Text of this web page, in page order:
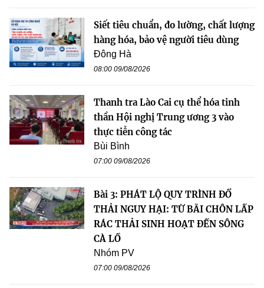
Siết tiêu chuẩn, đo lường, chất lượng
hàng hóa, bảo vệ người tiêu dùng
Đông Hà
08:00 09/08/2026
Thanh tra Lào Cai cụ thể hóa tinh
thần Hội nghị Trung ương 3 vào
thực tiễn công tác
Bùi Bình
07:00 09/08/2026
Bài 3: PHÁT LỘ QUY TRÌNH ĐỔ
THẢI NGUY HẠI: TỪ BÃI CHÔN LẤP
RÁC THẢI SINH HOẠT ĐẾN SÔNG
CÀ LỒ
Nhóm PV
07:00 09/08/2026